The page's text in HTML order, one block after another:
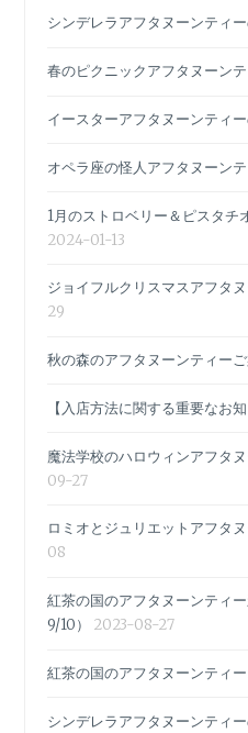
シンデレラアフタヌーンティ
春のピクニックアフタヌーン
イースターアフタヌーンティ
オペラ座の怪人アフタヌーン
1月のストロベリー＆ピスタチ
2024-01-13
ジョイフルクリスマスアフタ
29
秋の森のアフタヌーンティー
【入店方法に関する重要なお知
魔法学校のハロウィンアフタ
09-27
ロミオとジュリエットアフタ
08
紅茶の国のアフタヌーンティ
9/10）
2023-08-27
紅茶の国のアフタヌーンティ
シンデレラアフタヌーンティ